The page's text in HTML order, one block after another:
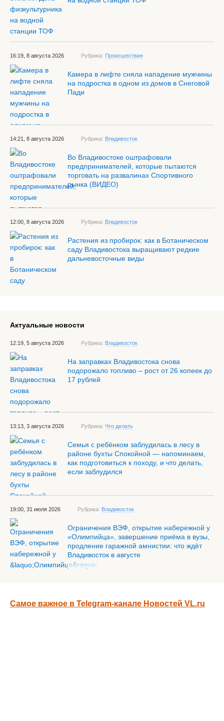
16:19, 8 августа 2026 Рубрика: Происшествия
Камера в лифте сняла нападение мужчины
на подростка в одном из домов в Снеговой
Пади
14:21, 8 августа 2026 Рубрика: Владивосток
Во Владивостоке оштрафовали
предпринимателей, которые пытаются
торговать на развалинах Спортивного
рынка (ВИДЕО)
12:00, 8 августа 2026 Рубрика: Владивосток
Растения из пробирок: как в Ботаническом
саду Владивостока выращивают редкие
дальневосточные виды
Актуальные новости
12:19, 5 августа 2026 Рубрика: Владивосток
На заправках Владивостока снова
подорожало топливо – рост от 26 копеек до
17 рублей
13:13, 3 августа 2026 Рубрика: Что делать
Семья с ребёнком заблудилась в лесу в
районе бухты Спокойной — напоминаем,
как подготовиться к походу, и что делать,
если заблудился
19:00, 31 июля 2026 Рубрика: Владивосток
Ограничения ВЭФ, открытие набережной у
«Олимпийца», завершение приёма в вузы,
продление гаражной амнистии: что ждёт
Владивосток в августе
Самое важное в Telegram-канале Новостей VL.ru